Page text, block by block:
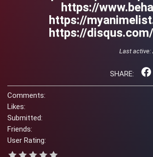
https://
https://
https://
Last active:
SHARE:
Comments:
Likes:
Submitted:
Friends:
User Rating: